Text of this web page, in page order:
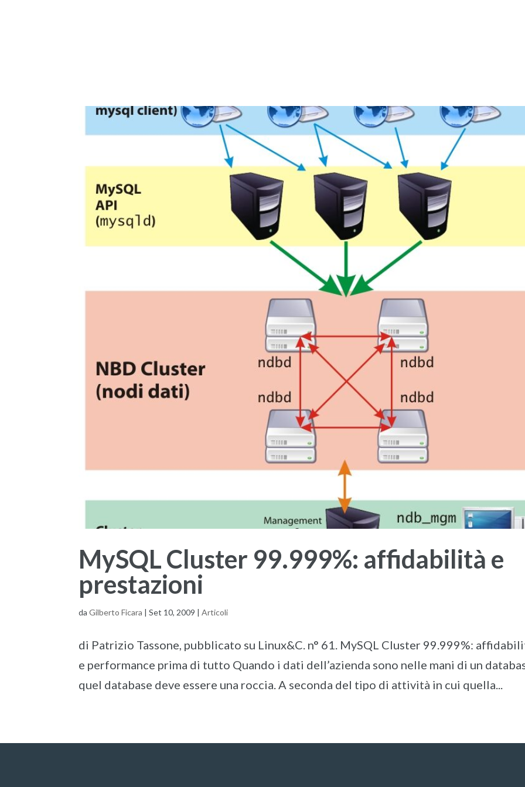
MySQL Cluster 99.999%: affidabilità e
prestazioni
daGilberto Ficara |Set 10, 2009 |Articoli
di Patrizio Tassone, pubblicato su Linux&C. n° 61. MySQL Cluster 99.999%:
e performance prima di tutto Quando i dati dell’azienda sono nelle mani di un
quel database deve essere una roccia. A seconda del tipo di attività in cui quella...